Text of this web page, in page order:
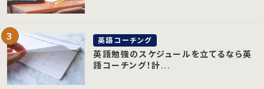
英語コーチング
英語勉強のスケジュールを立てるなら英
語コーチング！計...